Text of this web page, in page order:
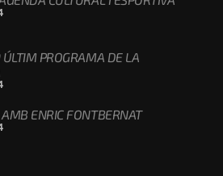
PROGRAMA DE LA
ENRIC FONTBERNAT